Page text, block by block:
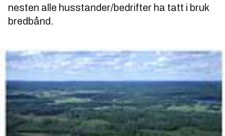
nesten alle husstander/bedrifter ha tatt i bruk
bredbånd.